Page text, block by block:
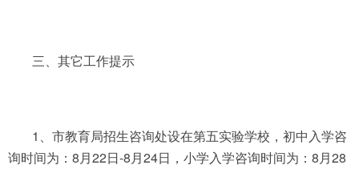
三、其它工作提示
1、市教育局招生咨询处设在第五实验学校，初中入学咨
询时间为：8月22日-8月24日，小学入学咨询时间为：8月28